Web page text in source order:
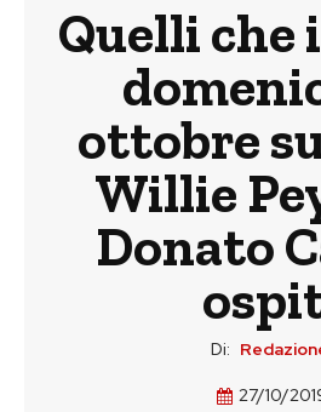
Quelli che
ottobre
Willie
Donato
Di:
27/10/